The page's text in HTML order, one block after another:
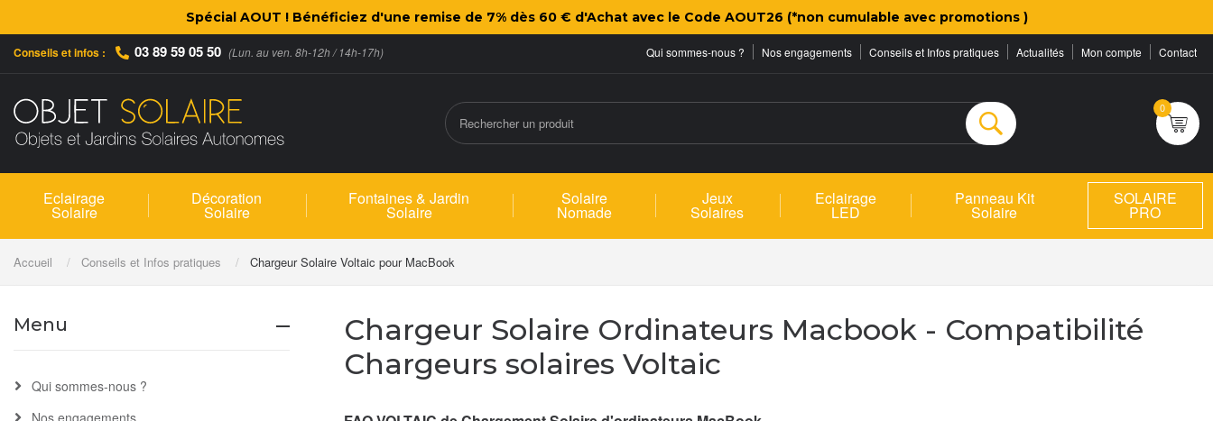
Spécial AOUT ! Bénéficiez d'une remise de 7% dès 60 € d'Achat avec le Code AOUT26 (*non cumulable avec promotions )
Conseils et infos : 03 89 59 05 50 (Lun. au ven. 8h-12h / 14h-17h) Qui sommes-nous ? Nos engagements Conseils et Infos pratiques Actualités Mon compte Contact
Rechercher
0
Eclairage
Solaire
Décoration
Solaire
Fontaines & Jardin
Solaire
Solaire
Nomade
Jeux
Solaires
Eclairage
LED
Panneau Kit
Solaire
SOLAIRE
PRO
Accueil Conseils et Infos pratiques Chargeur Solaire Voltaic pour MacBook
Chargeur Solaire Ordinateurs Macbook - Compatibilité
Chargeurs solaires Voltaic
Menu
Qui sommes-nous ?
Nos engagements